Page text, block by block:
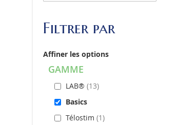
Filtrer par
Affiner les options
GAMME
LAB® 13
Basics
Télostim 1